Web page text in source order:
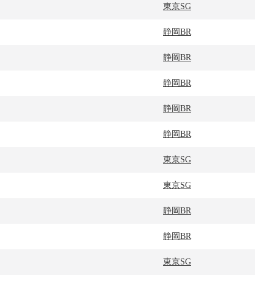
東京SG
静岡BR
静岡BR
静岡BR
静岡BR
静岡BR
東京SG
東京SG
静岡BR
静岡BR
東京SG